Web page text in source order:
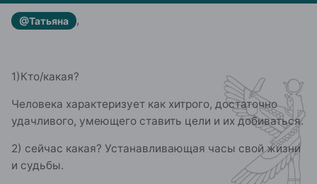
@Татьяна ,
1)Кто/какая?
Человека характеризует как хитрого, достаточно
удачливого, умеющего ставить цели и их добиваться.
2) сейчас какая? Устанавливающая часы свой жизни
и судьбы.